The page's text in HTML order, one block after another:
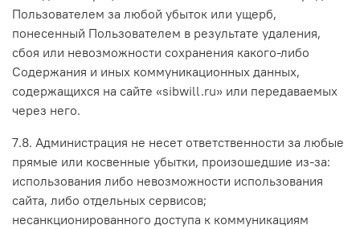
Пользователем за любой убыток или ущерб,
понесенный Пользователем в результате удаления,
сбоя или невозможности сохранения какого-либо
Содержания и иных коммуникационных данных,
содержащихся на сайте «sibwill.ru» или передаваемых
через него.
7.8. Администрация не несет ответственности за любые
прямые или косвенные убытки, произошедшие из-за:
использования либо невозможности использования
сайта, либо отдельных сервисов;
несанкционированного доступа к коммуникациям